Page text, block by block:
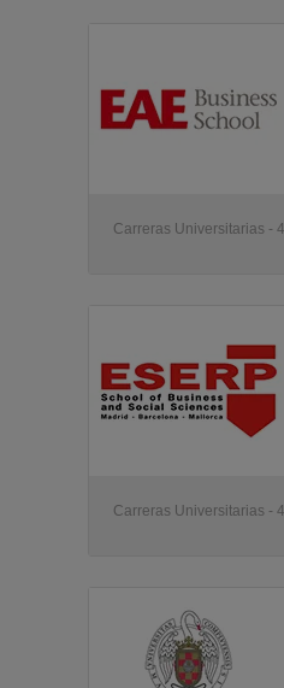
Carreras Universitarias -
Carreras Universitarias -